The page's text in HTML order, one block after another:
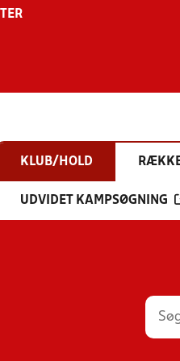
KLUB/HOLD
UDVIDET KAMPSØGNING